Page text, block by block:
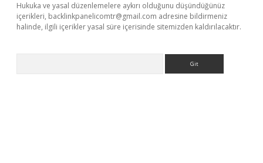
Hukuka ve yasal düzenlemelere aykırı olduğunu düşündüğünüz
içerikleri, backlinkpanelicomtr@gmail.com adresine bildirmeniz
halinde, ilgili içerikler yasal süre içerisinde sitemizden kaldırılacaktır.